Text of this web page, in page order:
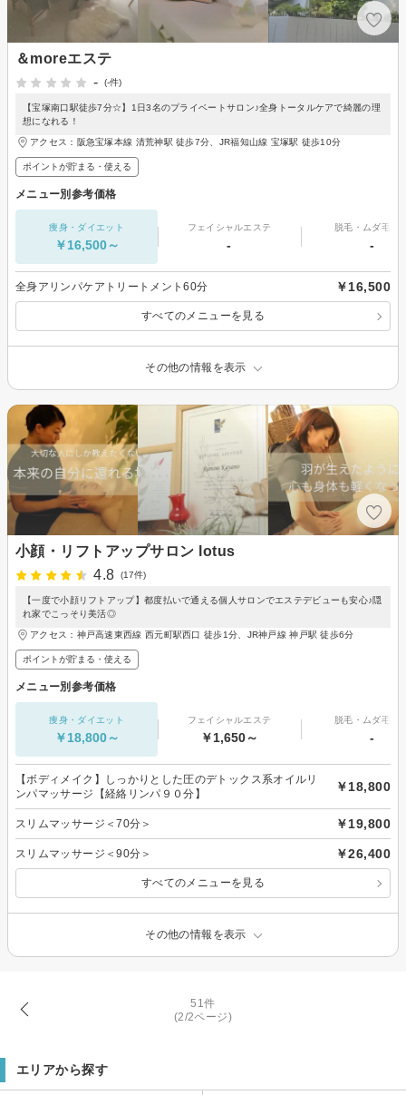
＆moreエステ
-
(-件)
【宝塚南口駅徒歩7分☆】1日3名のプライベートサロン♪全身トータルケアで綺麗の理
想になれる！
アクセス：阪急宝塚本線 清荒神駅 徒歩7分、JR福知山線 宝塚駅 徒歩10分
ポイントが貯まる・使える
メニュー別参考価格
痩身・ダイエット
￥16,500～
フェイシャルエステ
-
脱毛・ムダ毛処
-
全身アリンパケアトリートメント60分 ￥16,500
すべてのメニューを見る
その他の情報を表示
小顔・リフトアップサロン lotus
4.8
(17件)
【一度で小顔リフトアップ】都度払いで通える個人サロンでエステデビューも安心♪隠
れ家でこっそり美活◎
アクセス：神戸高速東西線 西元町駅西口 徒歩1分、JR神戸線 神戸駅 徒歩6分
ポイントが貯まる・使える
メニュー別参考価格
痩身・ダイエット
￥18,800～
フェイシャルエステ
￥1,650～
脱毛・ムダ毛処
-
【ボディメイク】しっかりとした圧のデトックス系オイルリ
ンパマッサージ【経絡リンパ９０分】
￥18,800
スリムマッサージ＜70分＞ ￥19,800
スリムマッサージ＜90分＞ ￥26,400
すべてのメニューを見る
その他の情報を表示
51件
(2/2ページ)
エリアから探す